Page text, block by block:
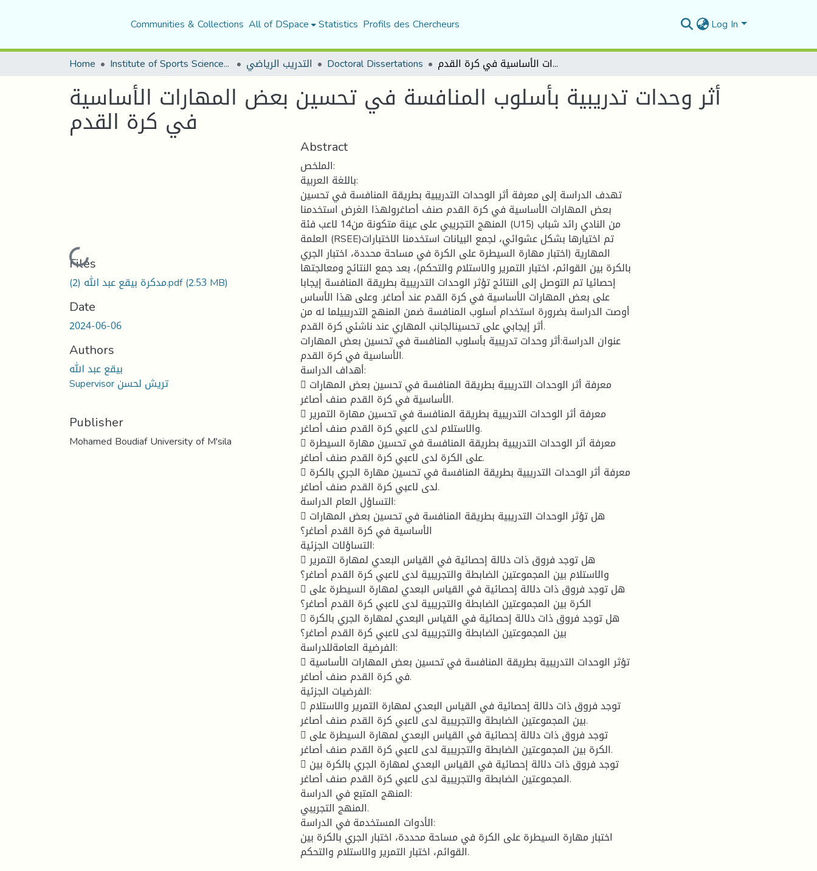
Communities & Collections All of DSpace Statistics Profils des Chercheurs Log In
Home Institute of Sports Sciences and Techniques التدريب الرياضي Doctoral Dissertations أثر وحدات تدريبية بأسلوب المنافسة في تحسين بعض المهارات الأساسية في كرة القدم
أثر وحدات تدريبية بأسلوب المنافسة في تحسين بعض المهارات الأساسية
في كرة القدم
Loading...
Files
مدكرة بيقع عبد الله (2).pdf(2.53 MB)
Date
2024-06-06
Authors
بيقع عبد الله
Supervisor تريش لحسن
Publisher
Mohamed Boudiaf University of M'sila
Abstract
الملخص:
باللغة العربية:
تهدف الدراسة إلى معرفة أثر الوحدات التدريبية بطريقة المنافسة في تحسين
بعض المهارات الأساسية في كرة القدم صنف أصاغرولهذا الغرض استخدمنا
المنهج التجريبي على عينة متكونة من14 لاعب فئة (U15) من النادي رائد شباب
العلمة (RSEE)تم اختيارها بشكل عشوائي، لجمع البيانات استخدمنا الاختبارات
المهارية (اختبار مهارة السيطرة على الكرة في مساحة محددة، اختبار الجري
بالكرة بين القوائم، اختبار التمرير والاستلام والتحكم)، بعد جمع النتائج ومعالجتها
إحصائيا تم التوصل إلى النتائج تؤثر الوحدات التدريبية بطريقة المنافسة إيجابا
على بعض المهارات الأساسية في كرة القدم عند أصاغر. وعلى هذا الأساس
أوصت الدراسة بضرورة استخدام أسلوب المنافسة ضمن المنهج التدريبيلما له من
أثر إيجابي على تحسينالجانب المهاري عند ناشئي كرة القدم.
عنوان الدراسة:أثر وحدات تدريبية بأسلوب المنافسة في تحسين بعض المهارات
الأساسية في كرة القدم.
أهداف الدراسة:
 معرفة أثر الوحدات التدريبية بطريقة المنافسة في تحسين بعض المهارات
الأساسية في كرة القدم صنف أصاغر.
 معرفة أثر الوحدات التدريبية بطريقة المنافسة في تحسين مهارة التمرير
والاستلام لدى لاعبي كرة القدم صنف أصاغر.
 معرفة أثر الوحدات التدريبية بطريقة المنافسة في تحسين مهارة السيطرة
على الكرة لدى لاعبي كرة القدم صنف أصاغر.
 معرفة أثر الوحدات التدريبية بطريقة المنافسة في تحسين مهارة الجري بالكرة
لدى لاعبي كرة القدم صنف أصاغر.
التساؤل العام الدراسة:
 هل تؤثر الوحدات التدريبية بطريقة المنافسة في تحسين بعض المهارات
الأساسية في كرة القدم أصاغر؟
التساؤلات الجزئية:
 هل توجد فروق ذات دلالة إحصائية في القياس البعدي لمهارة التمرير
والاستلام بين المجموعتين الضابطة والتجريبية لدى لاعبي كرة القدم أصاغر؟
 هل توجد فروق ذات دلالة إحصائية في القياس البعدي لمهارة السيطرة على
الكرة بين المجموعتين الضابطة والتجريبية لدى لاعبي كرة القدم أصاغر؟
 هل توجد فروق ذات دلالة إحصائية في القياس البعدي لمهارة الجري بالكرة
بين المجموعتين الضابطة والتجريبية لدى لاعبي كرة القدم أصاغر؟
الفرضية العامةللدراسة:
 تؤثر الوحدات التدريبية بطريقة المنافسة في تحسين بعض المهارات الأساسية
في كرة القدم صنف أصاغر.
الفرضيات الجزئية:
 توجد فروق ذات دلالة إحصائية في القياس البعدي لمهارة التمرير والاستلام
بين المجموعتين الضابطة والتجريبية لدى لاعبي كرة القدم صنف أصاغر.
 توجد فروق ذات دلالة إحصائية في القياس البعدي لمهارة السيطرة على
الكرة بين المجموعتين الضابطة والتجريبية لدى لاعبي كرة القدم صنف أصاغر.
 توجد فروق ذات دلالة إحصائية في القياس البعدي لمهارة الجري بالكرة بين
المجموعتين الضابطة والتجريبية لدى لاعبي كرة القدم صنف أصاغر.
المنهج المتبع في الدراسة:
المنهج التجريبي.
الأدوات المستخدمة في الدراسة:
اختبار مهارة السيطرة على الكرة في مساحة محددة، اختبار الجري بالكرة بين
القوائم، اختبار التمرير والاستلام والتحكم.